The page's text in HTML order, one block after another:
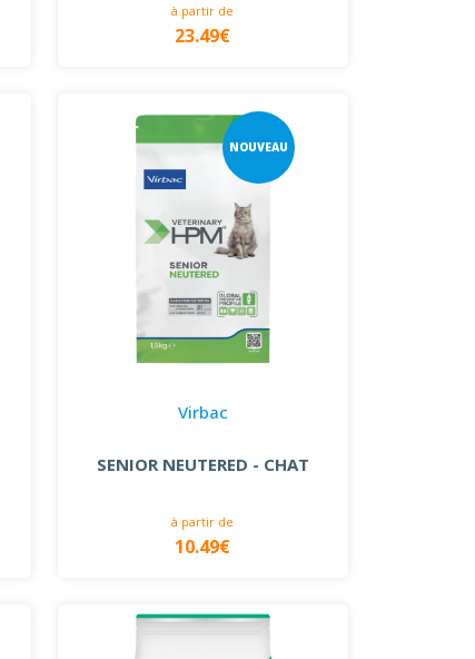
à partir de
23.49€
NOUVEAU
Virbac
SENIOR NEUTERED - CHAT
à partir de
10.49€